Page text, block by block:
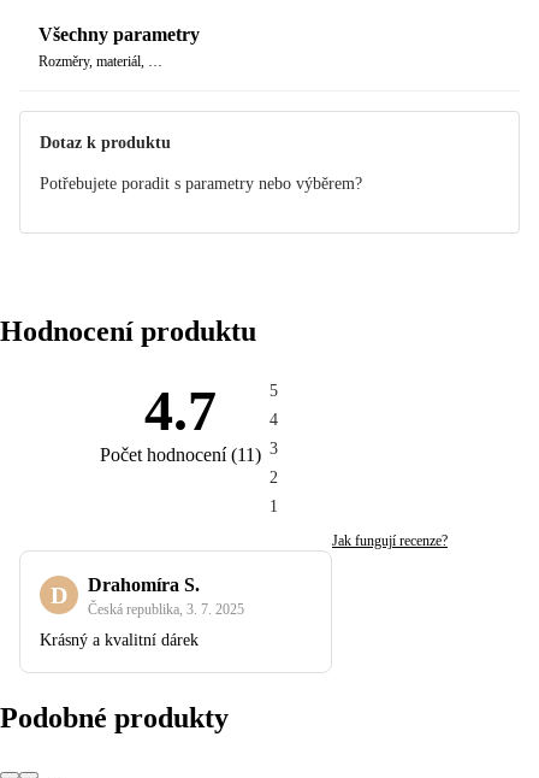
Všechny parametry
Rozměry, materiál, …
Dotaz k produktu
Potřebujete poradit s parametry nebo výběrem?
Hodnocení produktu
4.7
Počet hodnocení(11)
5
4
3
2
1
Jak fungují recenze?
D Drahomíra S.
Česká republika 3. 7. 2025
Krásný a kvalitní dárek
Podobné produkty